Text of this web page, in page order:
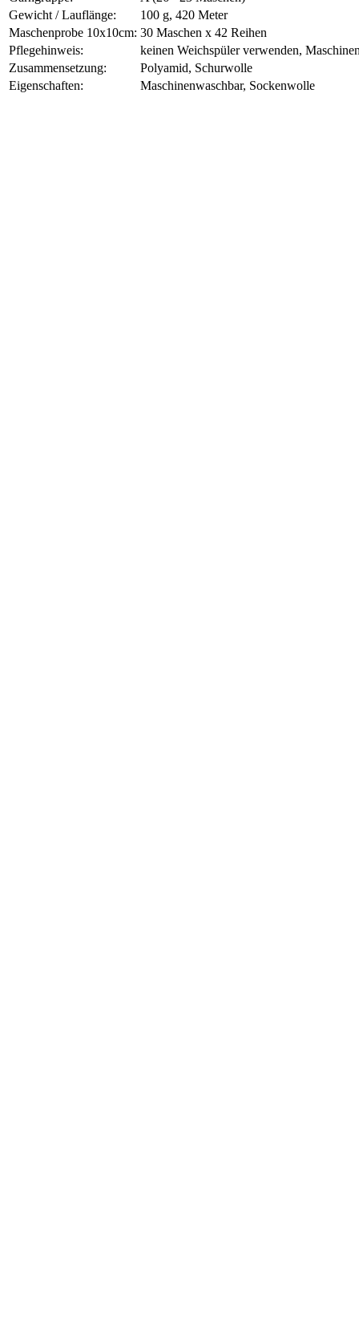
Gewicht / Lauflänge:
100 g, 420 Meter
Maschenprobe 10x10cm: 30 Maschen x 42 Reihen
Pflegehinweis:
keinen Weichspüler verwenden,
Zusammensetzung:
Polyamid, Schurwolle
Eigenschaften:
Maschinenwaschbar, Sockenwolle